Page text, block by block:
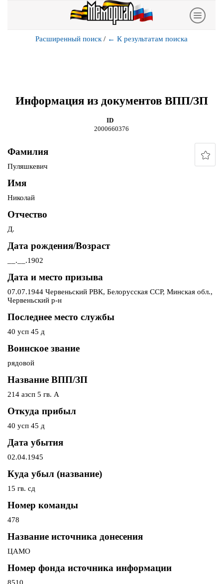
Расширенный поиск / ← К результатам поиска
Информация из документов ВПП/ЗП
ID
2000660376
Фамилия
Пуляшкевич
Имя
Николай
Отчество
Д.
Дата рождения/Возраст
__.__.1902
Дата и место призыва
07.07.1944 Червеньский РВК, Белорусская ССР, Минская обл.,
Червеньский р-н
Последнее место службы
40 усп 45 д
Воинское звание
рядовой
Название ВПП/ЗП
214 азсп 5 гв. А
Откуда прибыл
40 усп 45 д
Дата убытия
02.04.1945
Куда убыл (название)
15 гв. сд
Номер команды
478
Название источника донесения
ЦАМО
Номер фонда источника информации